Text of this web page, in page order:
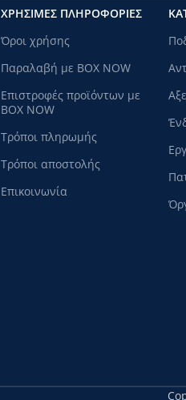
ΧΡΗΣΙΜΕΣ ΠΛΗΡΟΦΟΡΙΕΣ
Όροι χρήσης
Παραλαβή με BOX NOW
Επιστροφές προϊόντων με
BOX NOW
Τρόποι πληρωμής
Τρόποι αποστολής
Επικοινωνία